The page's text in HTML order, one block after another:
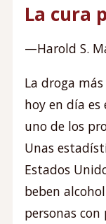
La cura
—Harold S.
La droga
hoy en día es
uno de los
Unas
Estados
beben
personas